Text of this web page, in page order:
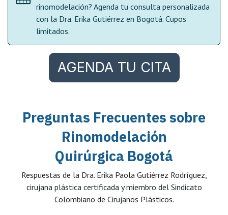
rinomodelación? Agenda tu consulta personalizada
con la Dra. Erika Gutiérrez en Bogotá. Cupos
limitados.
AGENDA TU CITA
Preguntas Frecuentes sobre
Rinomodelación
Quirúrgica Bogotá
Respuestas de la Dra. Erika Paola Gutiérrez Rodríguez,
cirujana plástica certificada y miembro del Sindicato
Colombiano de Cirujanos Plásticos.